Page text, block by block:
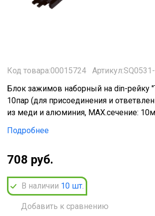
Код товара:00015724
Блок зажимов наборный на din-рейку
10пар (для присоединения и
из меди и алюминия, МАХ.сечение:
Подробнее
708 руб.
В наличии 10 шт.
Добавить к сравнению